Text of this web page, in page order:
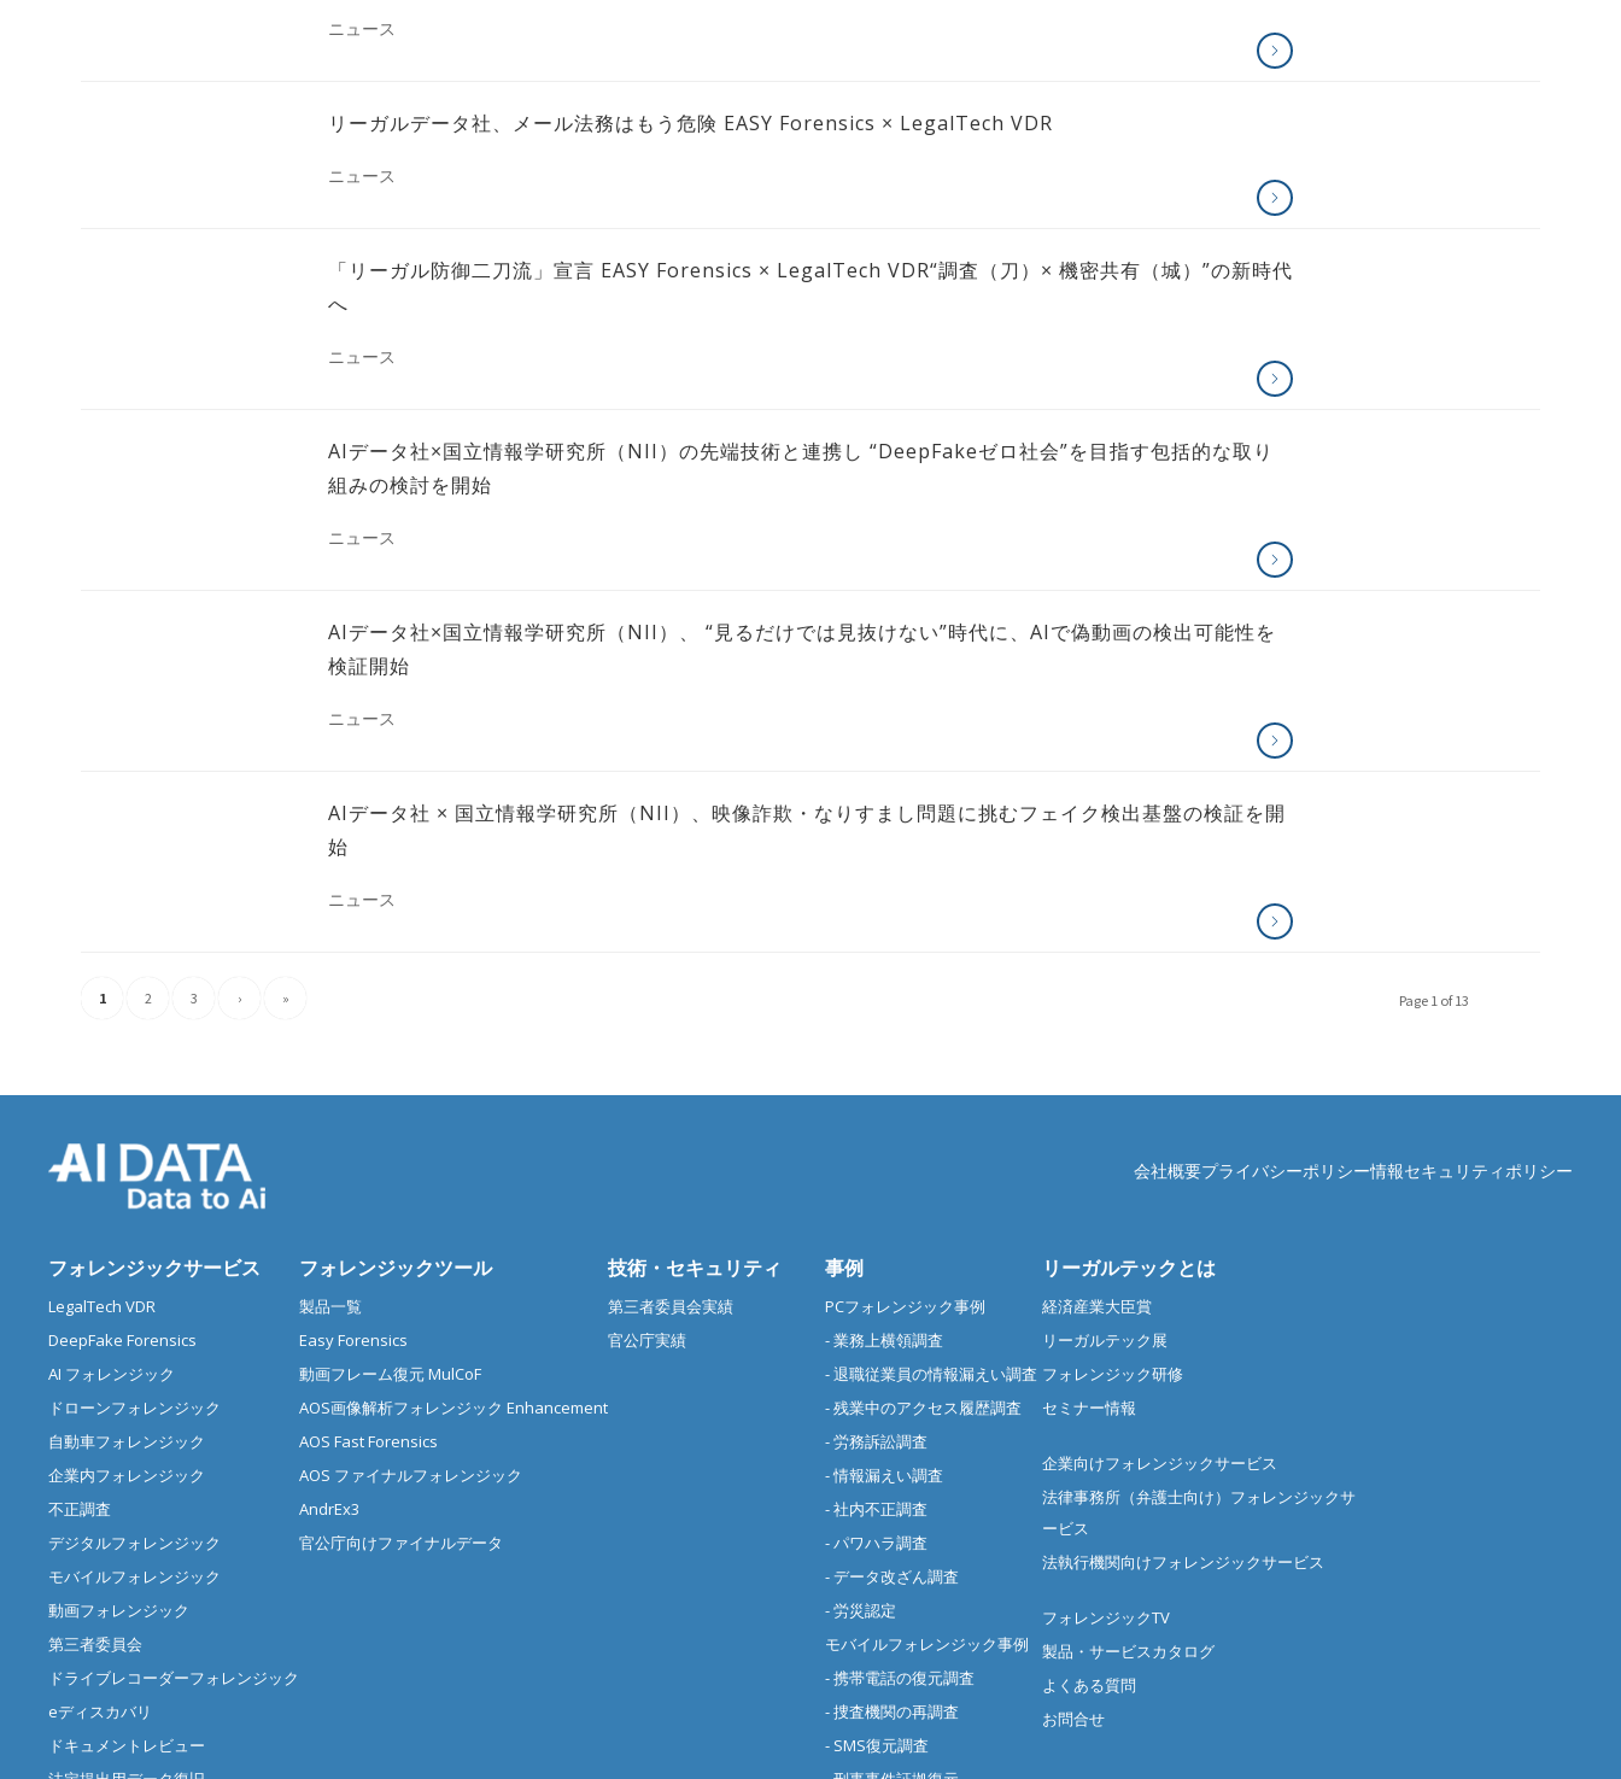
ニュース
リーガルデータ社、メール法務はもう危険 EASY Forensics × LegalTech VDR
ニュース
「リーガル防御二刀流」宣言 EASY Forensics × LegalTech VDR“調査（刀）× 機密共有（城）”の新時代
へ
ニュース
AIデータ社×国立情報学研究所（NII）の先端技術と連携し “DeepFakeゼロ社会”を目指す包括的な取り
組みの検討を開始
ニュース
AIデータ社×国立情報学研究所（NII）、 “見るだけでは見抜けない”時代に、AIで偽動画の検出可能性を
検証開始
ニュース
AIデータ社 × 国立情報学研究所（NII）、映像詐欺・なりすまし問題に挑むフェイク検出基盤の検証を開
始
ニュース
Page 1 of 13
1 2 3 › »
会社概要プライバシーポリシー情報セキュリティポリシー
フォレンジックサービス
LegalTech VDR
DeepFake Forensics
AI フォレンジック
ドローンフォレンジック
自動車フォレンジック
企業内フォレンジック
不正調査
デジタルフォレンジック
モバイルフォレンジック
動画フォレンジック
第三者委員会
ドライブレコーダーフォレンジック
eディスカバリ
ドキュメントレビュー
フォレンジックツール
製品一覧
Easy Forensics
動画フレーム復元 MulCoF
AOS画像解析フォレンジック Enhancement
AOS Fast Forensics
AOS ファイナルフォレンジック
AndrEx3
官公庁向けファイナルデータ
技術・セキュリティ
第三者委員会実績
官公庁実績
事例
PCフォレンジック事例
- 業務上横領調査
- 退職従業員の情報漏えい調査
- 残業中のアクセス履歴調査
- 労務訴訟調査
- 情報漏えい調査
- 社内不正調査
- パワハラ調査
- データ改ざん調査
- 労災認定
モバイルフォレンジック事例
- 携帯電話の復元調査
- 捜査機関の再調査
- SMS復元調査
リーガルテックとは
経済産業大臣賞
リーガルテック展
フォレンジック研修
セミナー情報
企業向けフォレンジックサービス
法律事務所（弁護士向け）フォレンジックサ
ービス
法執行機関向けフォレンジックサービス
フォレンジックTV
製品・サービスカタログ
よくある質問
お問合せ